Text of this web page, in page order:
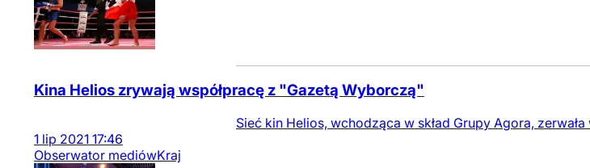
Kina Helios zrywają współpracę z "Gazetą Wyborczą"
Sieć kin Helios, wchodząca w skład Grupy Agora,
1 lip 2021 17:46
Obserwator mediówKraj